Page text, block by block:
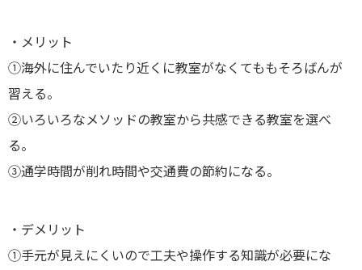
・メリット
①海外に住んでいたり近くに教室がなくてももそろばんが
習える。
②いろいろなメソッドの教室から共感できる教室を選べ
る。
③通学時間が削れ時間や交通費の節約になる。
・デメリット
①手元が見えにくいので工夫や操作する知識が必要にな